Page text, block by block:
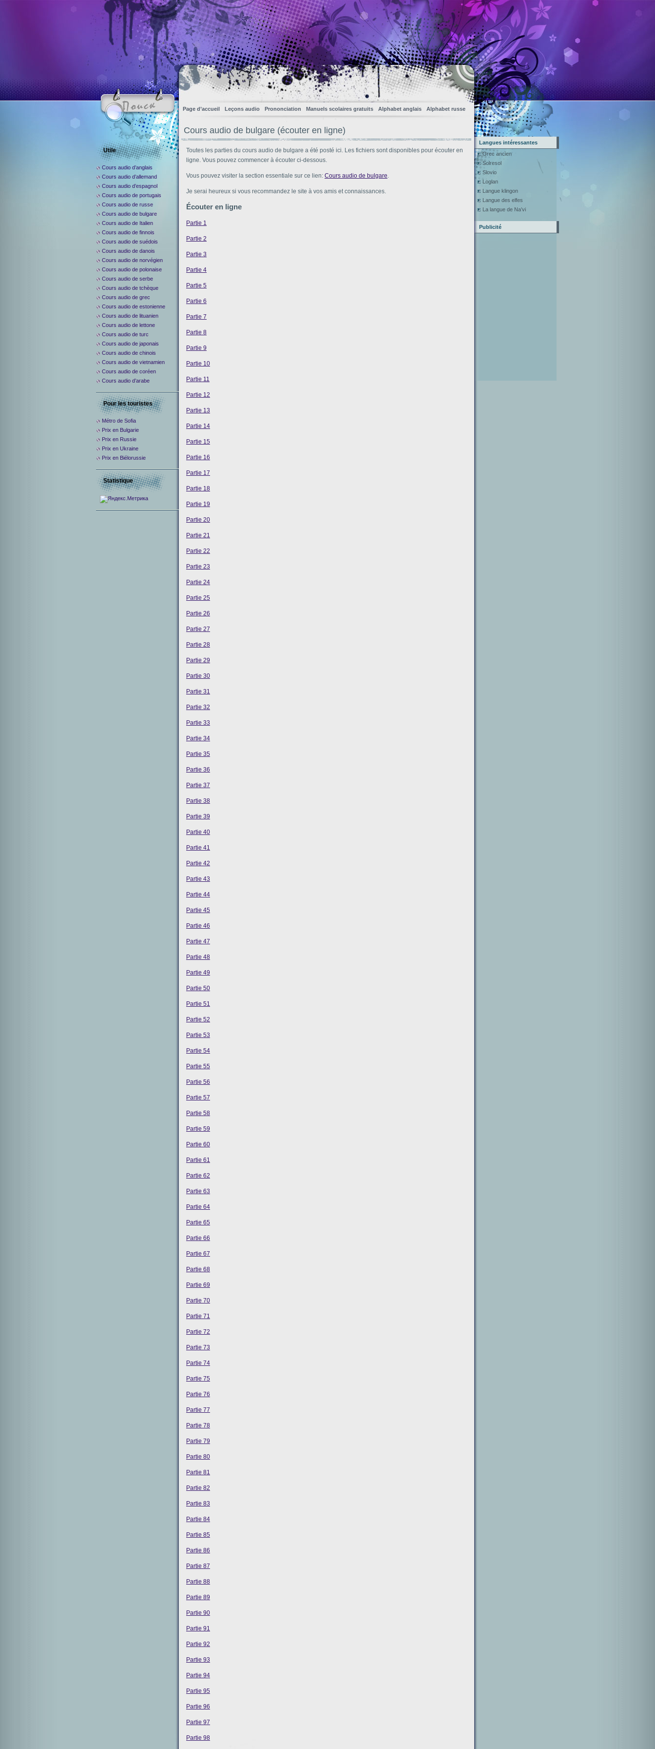
Page d’accueil Leçons audio Prononciation Manuels scolaires gratuits Alphabet anglais Alphabet russe
Cours audio de bulgare (écouter en ligne)
Toutes les parties du cours audio de bulgare a été posté ici. Les fichiers sont disponibles pour écouter en
ligne. Vous pouvez commencer à écouter ci-dessous.
Vous pouvez visiter la section essentiale sur ce lien: Cours audio de bulgare.
Je serai heureux si vous recommandez le site à vos amis et connaissances.
Écouter en ligne
Partie 1
Partie 2
Partie 3
Partie 4
Partie 5
Partie 6
Partie 7
Partie 8
Partie 9
Partie 10
Partie 11
Partie 12
Partie 13
Partie 14
Partie 15
Partie 16
Partie 17
Partie 18
Partie 19
Partie 20
Partie 21
Partie 22
Partie 23
Partie 24
Partie 25
Partie 26
Partie 27
Partie 28
Partie 29
Partie 30
Partie 31
Partie 32
Partie 33
Partie 34
Partie 35
Partie 36
Partie 37
Partie 38
Partie 39
Partie 40
Partie 41
Partie 42
Partie 43
Partie 44
Partie 45
Partie 46
Partie 47
Partie 48
Partie 49
Partie 50
Partie 51
Partie 52
Partie 53
Partie 54
Partie 55
Partie 56
Partie 57
Partie 58
Partie 59
Partie 60
Partie 61
Partie 62
Partie 63
Partie 64
Partie 65
Partie 66
Partie 67
Partie 68
Partie 69
Partie 70
Partie 71
Partie 72
Partie 73
Partie 74
Partie 75
Partie 76
Partie 77
Partie 78
Partie 79
Partie 80
Partie 81
Partie 82
Partie 83
Partie 84
Partie 85
Partie 86
Partie 87
Partie 88
Partie 89
Partie 90
Partie 91
Partie 92
Partie 93
Partie 94
Partie 95
Partie 96
Partie 97
Partie 98
Utile
Cours audio d’anglais
Cours audio d’allemand
Cours audio d’espagnol
Cours audio de portugais
Cours audio de russe
Cours audio de bulgare
Cours audio de Italien
Cours audio de finnois
Cours audio de suédois
Cours audio de danois
Cours audio de norvégien
Cours audio de polonaise
Cours audio de serbe
Cours audio de tchèque
Cours audio de grec
Cours audio de estonienne
Cours audio de lituanien
Cours audio de lettone
Cours audio de turc
Cours audio de japonais
Cours audio de chinois
Cours audio de vietnamien
Cours audio de coréen
Cours audio d’arabe
Pour les touristes
Métro de Sofia
Prix en Bulgarie
Prix ​​en Russie
Prix en Ukraine
Prix en Biélorussie
Statistique
Langues intéressantes
Grec ancien
Solresol
Slovio
Loglan
Langue klingon
Langue des elfes
La langue de Na’vi
Publicité